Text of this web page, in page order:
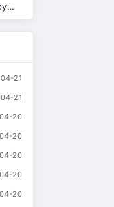
Scanning Electron Microscopy扫描电子显微镜介绍（一）
04-21
04-21
04-20
04-20
04-20
04-20
04-20